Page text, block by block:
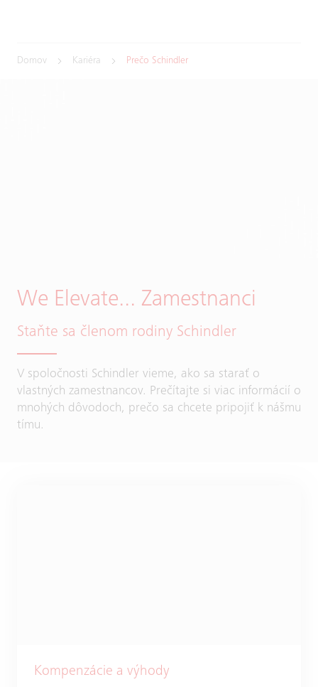
Domov Kariéra Prečo Schindler
We Elevate... Zamestnanci
Staňte sa členom rodiny Schindler
V spoločnosti Schindler vieme, ako sa starať o
vlastných zamestnancov. Prečítajte si viac informácií o
mnohých dôvodoch, prečo sa chcete pripojiť k nášmu
tímu.
Kompenzácie a výhody